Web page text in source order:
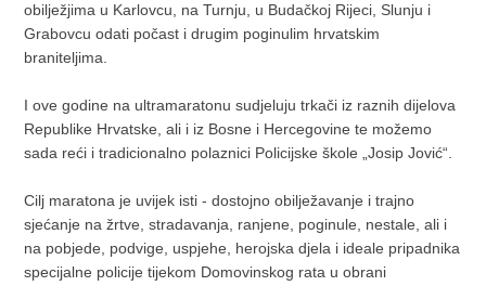
obilježjima u Karlovcu, na Turnju, u Budačkoj Rijeci, Slunju i
Grabovcu odati počast i drugim poginulim hrvatskim
braniteljima.
I ove godine na ultramaratonu sudjeluju trkači iz raznih dijelova
Republike Hrvatske, ali i iz Bosne i Hercegovine te možemo
sada reći i tradicionalno polaznici Policijske škole „Josip Jović“.
Cilj maratona je uvijek isti - dostojno obilježavanje i trajno
sjećanje na žrtve, stradavanja, ranjene, poginule, nestale, ali i
na pobjede, podvige, uspjehe, herojska djela i ideale pripadnika
specijalne policije tijekom Domovinskog rata u obrani